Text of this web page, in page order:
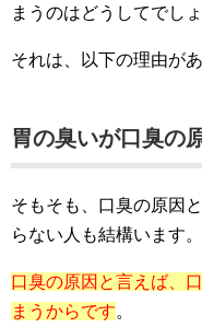
まうのはどうしてでし
それは、以下の理由があ
胃の臭いが口臭の
そもそも、口臭の原因
らない人も結構います。
口臭の原因と言えば、
まうからです。